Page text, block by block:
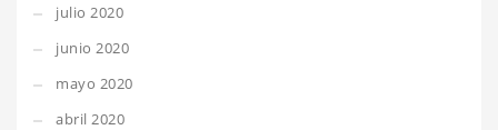
julio 2020
junio 2020
mayo 2020
abril 2020